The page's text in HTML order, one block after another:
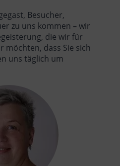
Besucher,
zu uns kommen – wir
die wir für
möchten, dass Sie sich
uns täglich um